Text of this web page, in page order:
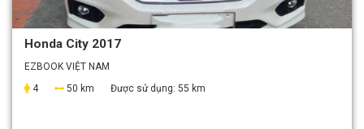
Honda City 2017
EZBOOK VIỆT NAM
4
50 km Được sử dụng: 55 km